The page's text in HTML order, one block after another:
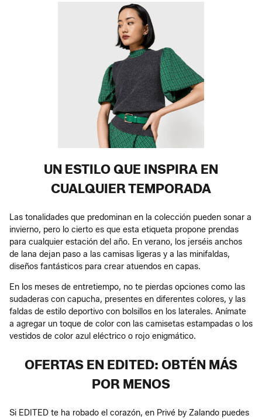
UN ESTILO QUE INSPIRA EN
CUALQUIER TEMPORADA
Las tonalidades que predominan en la colección pueden sonar a
invierno, pero lo cierto es que esta etiqueta propone prendas
para cualquier estación del año. En verano, los jerséis anchos
de lana dejan paso a las camisas ligeras y a las minifaldas,
diseños fantásticos para crear atuendos en capas.
En los meses de entretiempo, no te pierdas opciones como las
sudaderas con capucha, presentes en diferentes colores, y las
faldas de estilo deportivo con bolsillos en los laterales. Anímate
a agregar un toque de color con las camisetas estampadas o los
vestidos de color azul eléctrico o rojo enigmático.
OFERTAS EN EDITED: OBTÉN MÁS
POR MENOS
Si EDITED te ha robado el corazón, en Privé by Zalando puedes